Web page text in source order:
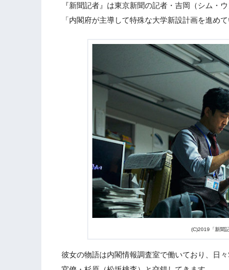
『新聞記者』は東京新聞の記者・吉岡（シム・
「内閣府が主導して特殊な大学新設計画を進め
(C)2019「新聞
彼女の物語は内閣情報調査室で働いており、日